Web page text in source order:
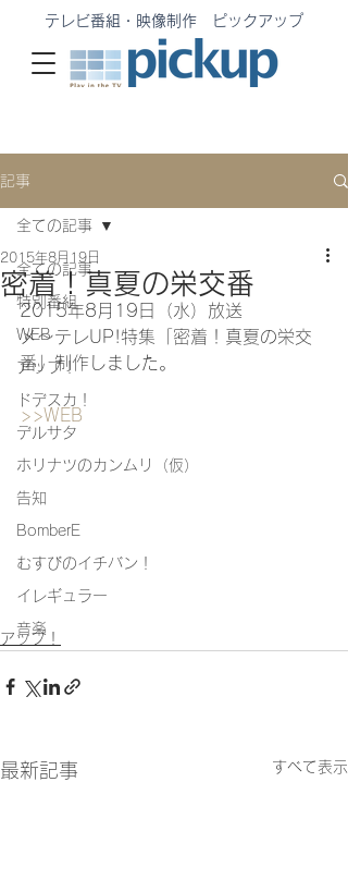
テレビ番組・映像制作 ピックアップ
記事
全ての記事
特別番組
WEB
アップ！
ドデスカ！
デルサタ
ホリナツのカンムリ（仮）
告知
BomberE
むすびのイチバン！
イレギュラー
音楽
全ての記事
密着！真夏の栄交番
2015年8月19日
2015年8月19日（水）放送
メ〜テレUP!特集「密着！真夏の栄交
番」制作しました。
>>WEB
アップ！
最新記事 すべて表示